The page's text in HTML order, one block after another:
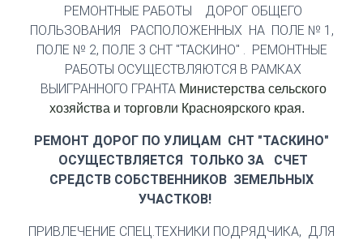
РЕМОНТНЫЕ РАБОТЫ ДОРОГ ОБЩЕГО
ПОЛЬЗОВАНИЯ РАСПОЛОЖЕННЫХ НА ПОЛЕ № 1,
ПОЛЕ № 2, ПОЛЕ 3 СНТ "ТАСКИНО" . РЕМОНТНЫЕ
РАБОТЫ ОСУЩЕСТВЛЯЮТСЯ В РАМКАХ
ВЫИГРАННОГО ГРАНТА Министерства сельского
хозяйства и торговли Красноярского края.
РЕМОНТ ДОРОГ ПО УЛИЦАМ СНТ "ТАСКИНО"
ОСУЩЕСТВЛЯЕТСЯ ТОЛЬКО ЗА СЧЕТ
СРЕДСТВ СОБСТВЕННИКОВ ЗЕМЕЛЬНЫХ
УЧАСТКОВ!
ПРИВЛЕЧЕНИЕ СПЕЦ.ТЕХНИКИ ПОДРЯДЧИКА, ДЛЯ